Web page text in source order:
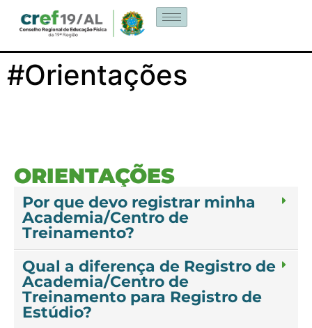
#Orientações
ORIENTAÇÕES
Por que devo registrar minha
Academia/Centro de
Treinamento?
Qual a diferença de Registro de
Academia/Centro de
Treinamento para Registro de
Estúdio?